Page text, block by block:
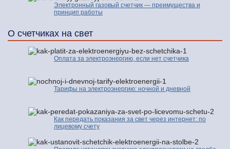
Электронный газовый счетчик — преимущества и
принцип работы
О счетчиках на свет
Оплата за электроэнергию, если нет счетчика
Тарифы на электроэнергию: ночной и дневной
Как передать показания за свет через интернет: по
лицевому счету